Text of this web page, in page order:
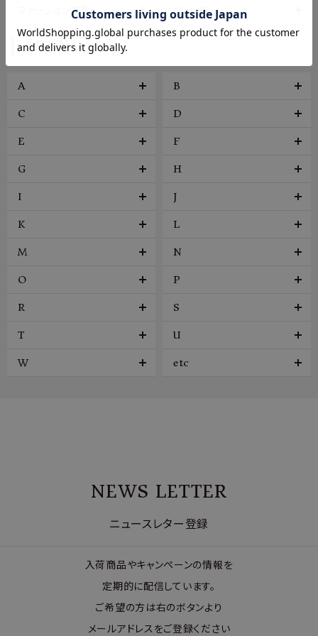
ファッション雑貨 ヴィンテージ
BRAND
A B
C D
E F
G H
I J
K L
M N
O P
R S
T U
W etc
NEWS LETTER
ニュースレター登録
入荷商品やキャンペーンの情報を
定期的に配信しています。
ご希望の方は右のボタンより
メールアドレスをご登録ください